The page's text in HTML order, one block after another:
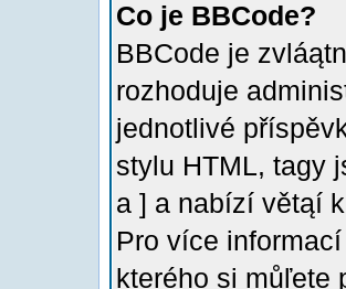
Co je BBCode?
BBCode je
rozhoduje
jednotlivé
stylu HTML, tagy
a ] a nabízí větąí
Pro více
kterého si můľete